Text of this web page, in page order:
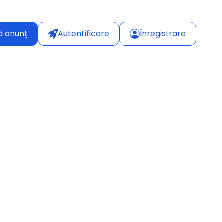
anunț Autentificare Înregistrare